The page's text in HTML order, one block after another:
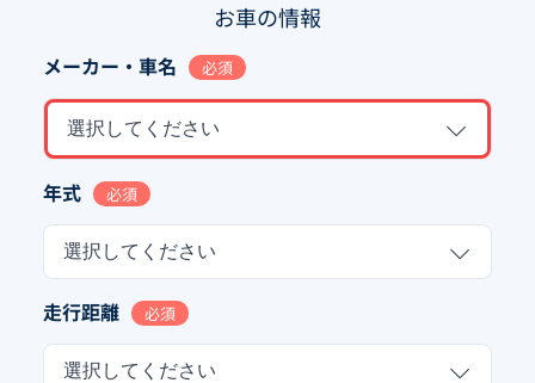
お車の情報
メーカー・車名 必須
選択してください
年式 必須
選択してください
走行距離 必須
選択してください